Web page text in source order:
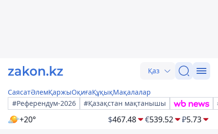
Қаз
СаясатӘлемҚаржыОқиғаҚұқықМақалалар
#Референдум-2026
#Қазақстан мақтанышы
+20° $467.48 €539.52 ₽5.73